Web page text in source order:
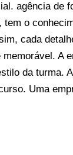
agência de
tem o
cada
A
da turma. A
Uma